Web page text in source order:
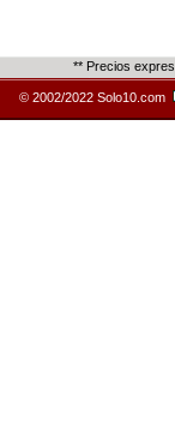
** Precios
© 2002/2022 Solo10.com